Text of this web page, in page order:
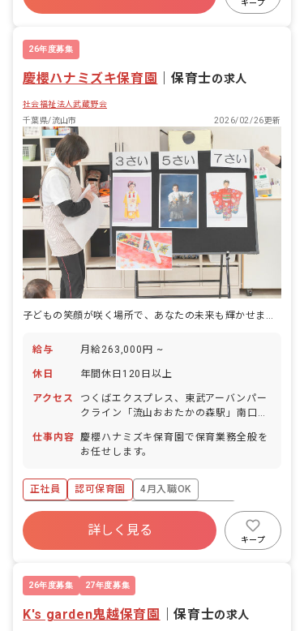
キープ
26年度募集
慶櫻ハナミズキ保育園 ｜保育士の求人
社会福祉法人武蔵野会
千葉県/流山市
2026/02/26更新
子どもの笑顔が咲く場所で、あなたの未来も輝かせませんか
給与 月給263,000円 ~
休日 年間休日120日以上
アクセス
つくばエクスプレス、東武アーバンパー
クライン「流山おおたかの森駅」南口よ
仕事内容 慶櫻ハナミズキ保育園で保育業務全般を
お任せします。
正社員 認可保育園
4月入職OK
ボーナス・賞与あり
年間休日120日以上
寮・住宅・家賃補助あり
社会保険完備
詳しく見る
キープ
26年度募集 27年度募集
K's garden鬼越保育園 ｜保育士の求人